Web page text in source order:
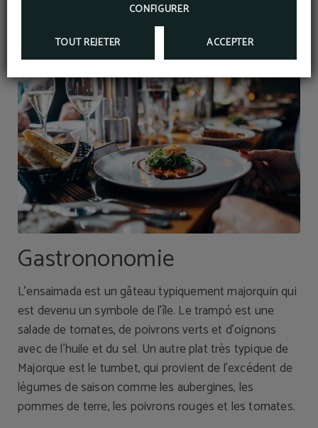
CONFIGURER
TOUT REJETER ACCEPTER
Gastrononomie
L’ensaimada est un gâteau typiquement majorquin qui
est devenu un symbole de l’île. Le trampó est une
salade de tomates, de poivrons verts et d’oignons
avec de l’huile et du sel. Un autre plat très typique de
Majorque est le tumbet, qui provient de l’excédent de
légumes de saison comme les aubergines, les
pommes de terre, les poivrons rouges et les tomates.